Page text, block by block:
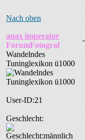
Nach oben
anax imperator
ForumFotograf
Wandelndes
Tuninglexikon ü1000
User-ID:21
Geschlecht: